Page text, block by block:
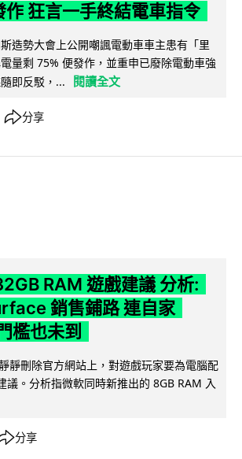
作 狂言一手終結電車指令
造勢大會上公開嘲諷電動車車主患有「里
量剩 75% 便發作，並重申已廢除電動車強
即反駁，...
閱讀全文
分享
RAM 遊戲建議 分析:
銷售鋪路 連自家
檻也未到
靜刪除官方網站上，對遊戲玩家要為電腦配
議。分析指微軟同時新推出的 8GB RAM 入
分享